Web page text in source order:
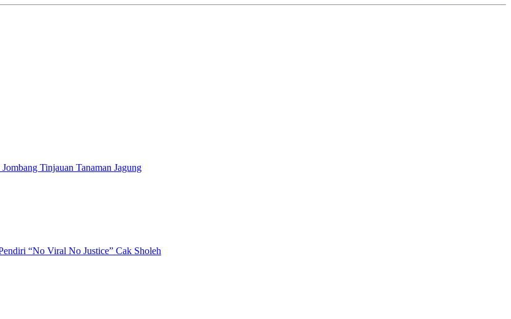
Tinjauan Tanaman Jagung
“No Viral No Justice” Cak Sholeh